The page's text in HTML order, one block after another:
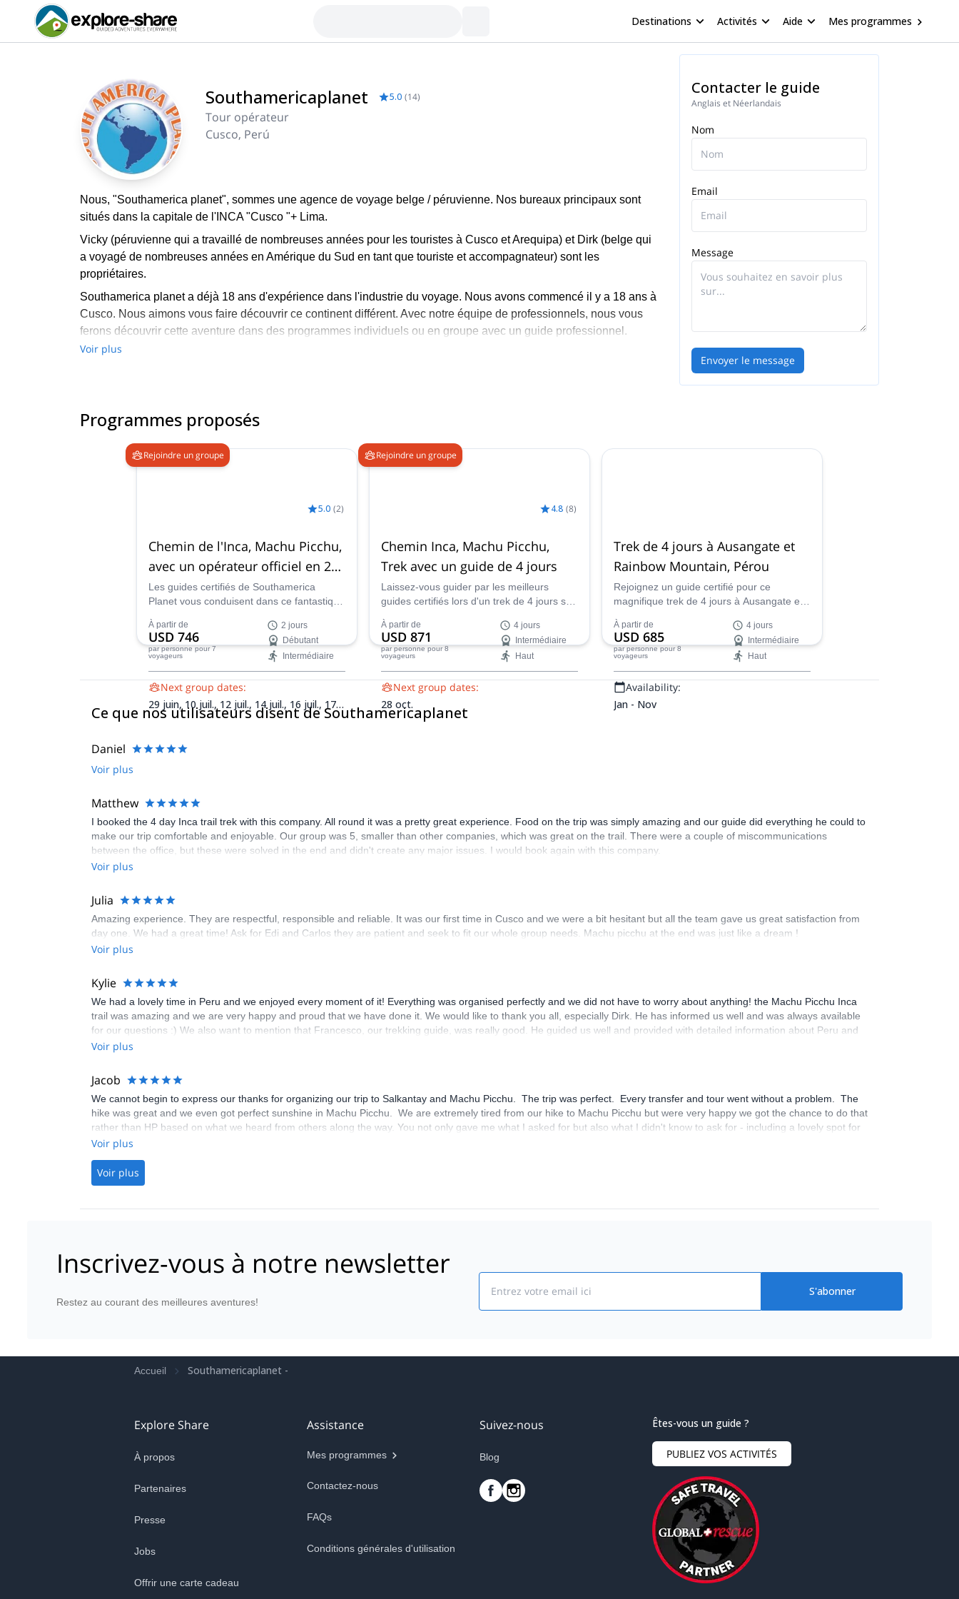
Destinations Activités Aide Mes programmes
Southamericaplanet 5.0 (14)
Tour opérateur
Cusco, Perú
Nous, "Southamerica planet", sommes une agence de voyage belge / péruvienne. Nos bureaux principaux sont
situés dans la capitale de l'INCA "Cusco "+ Lima.
Vicky (péruvienne qui a travaillé de nombreuses années pour les touristes à Cusco et Arequipa) et Dirk (belge qui
a voyagé de nombreuses années en Amérique du Sud en tant que touriste et accompagnateur) sont les
propriétaires.
Southamerica planet a déjà 18 ans d'expérience dans l'industrie du voyage. Nous avons commencé il y a 18 ans à
Cusco. Nous aimons vous faire découvrir ce continent différent. Avec notre équipe de professionnels, nous vous
ferons découvrir cette aventure dans des programmes individuels ou en groupe avec un guide professionnel.
En outre, cette année 2021-2022, nous sommes l'opérateur officiel du Chemin Inca. Avec toutes les bonnes tentes
Voir plus
Contacter le guide
Anglais et Néerlandais
Nom
Email
Message
Envoyer le message
Programmes proposés
Rejoindre un groupe
5.0 (2)
Chemin de l'Inca, Machu Picchu,
avec un opérateur officiel en 2
jours
Les guides certifiés de Southamerica
Planet vous conduisent dans ce fantastique
long du mondialement célèbre Chemin de
l'Inca vers le Machu Picchu, une
expérience époustouflante et amusante
dont vous vous souviendrez toute votre vie.
À partir de
USD 746
par personne pour 7
voyageurs
2 jours
Débutant
Intermédiaire
Next group dates:
29 juin, 10 juil., 12 juil., 14 juil., 16 juil., 17
juil., 18 juil.,21 juil., 24 juil.,25 juil.,26 juil.,
août,12 sept.,
Rejoindre un groupe
4.8 (8)
Chemin Inca, Machu Picchu,
Trek avec un guide de 4 jours
Laissez-vous guider par les meilleurs
guides certifiés lors d'un trek de 4 jours sur
Andes du Pérou, jusqu'aux mythiques
ruines du Machu Picchu.
À partir de
USD 871
par personne pour 8
voyageurs
4 jours
Intermédiaire
Haut
Next group dates:
28 oct.
Trek de 4 jours à Ausangate et
Rainbow Mountain, Pérou
Rejoignez un guide certifié pour ce
magnifique trek de 4 jours à Ausangate et
découvrirez certains des plus beaux
paysages que le Pérou a à offrir, avec en
point d'orgue la visite de la mondialement
célèbre Rainbow Mountain.
À partir de
USD 685
par personne pour 8
voyageurs
4 jours
Intermédiaire
Haut
Availability:
Jan - Nov
Ce que nos utilisateurs disent de Southamericaplanet
Daniel
Voir plus
Matthew
I booked the 4 day Inca trail trek with this company. All round it was a pretty great experience. Food on the trip was simply amazing and our guide did everything he could to
make our trip comfortable and enjoyable. Our group was 5, smaller than other companies, which was great on the trail. There were a couple of miscommunications
between the office, but these were solved in the end and didn't create any major issues. I would book again with this company.
Voir plus
Julia
Amazing experience. They are respectful, responsible and reliable. It was our first time in Cusco and we were a bit hesitant but all the team gave us great satisfaction from
day one. We had a great time! Ask for Edi and Carlos they are patient and seek to fit our whole group needs. Machu picchu at the end was just like a dream !
Voir plus
Kylie
We had a lovely time in Peru and we enjoyed every moment of it! Everything was organised perfectly and we did not have to worry about anything! the Machu Picchu Inca
trail was amazing and we are very happy and proud that we have done it. We would like to thank you all, especially Dirk. He has informed us well and was always available
for our questions :) We also want to mention that Francesco, our trekking guide, was really good. He guided us well and provided with detailed information about Peru and
machu picchu. The food on the trail was amazing, even better than any restaurant in our Peru trip. If everyone wants to travel to Peru, we would definitely recommend SAP
Voir plus
Jacob
We cannot begin to express our thanks for organizing our trip to Salkantay and Machu Picchu. The trip was perfect. Every transfer and tour went without a problem. The
hike was great and we even got perfect sunshine in Machu Picchu. We are extremely tired from our hike to Machu Picchu but were very happy we got the chance to do that
rather than HP based on what we heard from others along the way. You not only gave me what I asked for but also what I didn't know to ask for - including a lovely spot for
lunch on the Sacred Valley tour and seats on the correct side of the train, when we traveled during daylight. Thank you. And as for the trip, based on the famous words of
Voir plus
Voir plus
Inscrivez-vous à notre newsletter
Restez au courant des meilleures aventures!
S'abonner
Accueil Southamericaplanet -
Explore Share
À propos
Partenaires
Presse
Jobs
Offrir une carte cadeau
Assistance
Mes programmes
Contactez-nous
FAQs
Conditions générales d'utilisation
Suivez-nous
Blog
Êtes-vous un guide ?
PUBLIEZ VOS ACTIVITÉS